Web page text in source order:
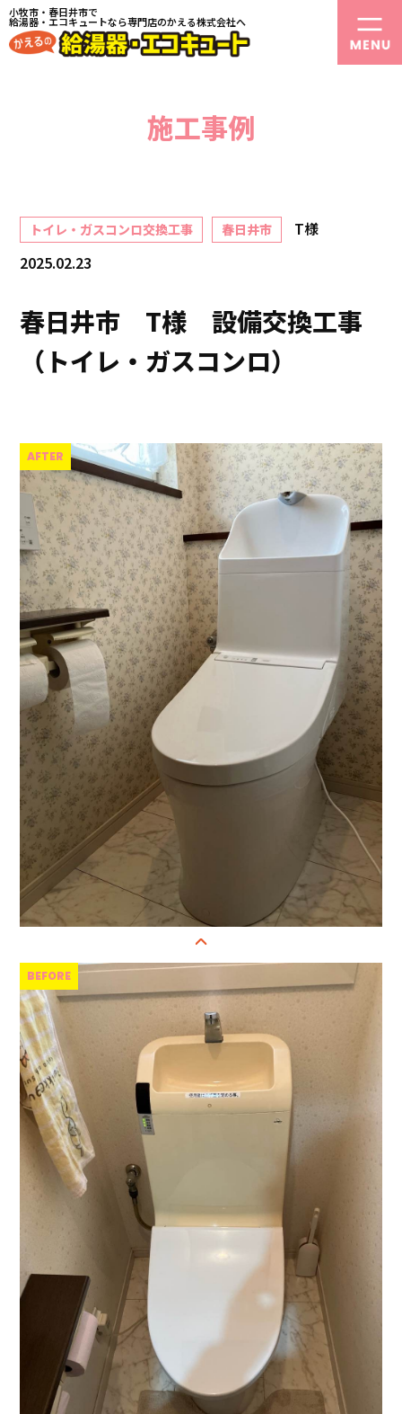
小牧市・春日井市で
給湯器・エコキュートなら専門店のかえる株式会社へ
施工事例
トイレ・ガスコンロ交換工事 春日井市
T様
2025.02.23
春日井市 T様 設備交換工事
（トイレ・ガスコンロ）